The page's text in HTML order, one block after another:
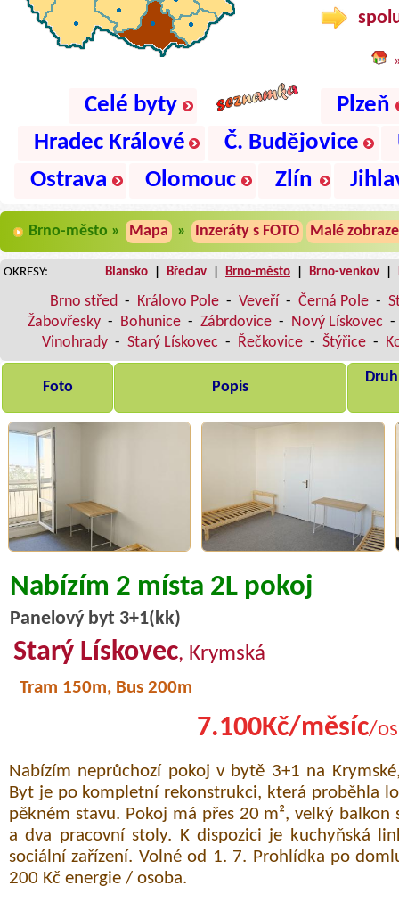
Celé byty
Plzeň
Hradec Králové
Č. Budějovice
Ostrava
Olomouc Zlín
Brno-město » Mapa » Inzeráty s FOTO Malé
OKRESY: Blansko Břeclav Brno-město Brno-venkov
Brno střed - Královo Pole - Veveří - Černá Pole -
Žabovřesky - Bohunice - Zábrdovice - Nový Lískovec -
Vinohrady - Starý Lískovec - Řečkovice - Štýřice -
Foto Popis
Nabízím 2 místa 2L pokoj
Panelový byt 3+1(kk)
Starý Lískovec, Krymská
Tram 150m, Bus 200m
7.100Kč/měsíc/
Nabízím neprůchozí pokoj v bytě 3+1 na
Byt je po kompletní rekonstrukci, která proběhla
pěkném stavu. Pokoj má přes 20 m², velký balkon
a dva pracovní stoly. K dispozici je kuchyňská
sociální zařízení. Volné od 1. 7. Prohlídka po
200 Kč energie / osoba.